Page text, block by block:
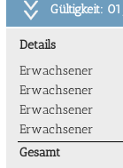
Gültigkeit:
Details
Erwachsener
Erwachsener
Erwachsener
Erwachsener
Gesamt